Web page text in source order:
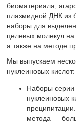
биоматериала,
плазмидной ДНК из
наборы для
целевых молекул на
а также на методе
Мы выпускаем
нуклеиновых кислот:
Наборы серии
нуклеиновых
метода —